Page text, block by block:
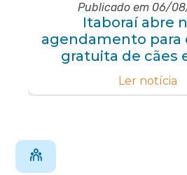
Publicado em 06/
Itaboraí abre
agendamento para
gratuita de cães
Ler notícia